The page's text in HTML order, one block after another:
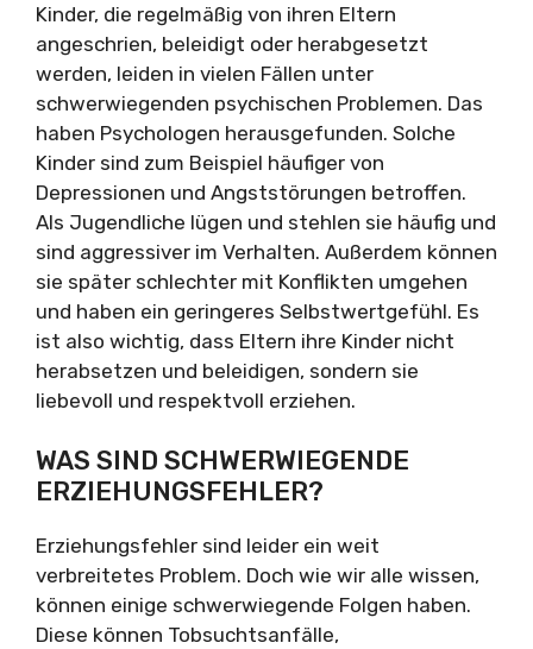
Kinder, die regelmäßig von ihren Eltern
angeschrien, beleidigt oder herabgesetzt
werden, leiden in vielen Fällen unter
schwerwiegenden psychischen Problemen. Das
haben Psychologen herausgefunden. Solche
Kinder sind zum Beispiel häufiger von
Depressionen und Angststörungen betroffen.
Als Jugendliche lügen und stehlen sie häufig und
sind aggressiver im Verhalten. Außerdem können
sie später schlechter mit Konflikten umgehen
und haben ein geringeres Selbstwertgefühl. Es
ist also wichtig, dass Eltern ihre Kinder nicht
herabsetzen und beleidigen, sondern sie
liebevoll und respektvoll erziehen.
WAS SIND SCHWERWIEGENDE
ERZIEHUNGSFEHLER?
Erziehungsfehler sind leider ein weit
verbreitetes Problem. Doch wie wir alle wissen,
können einige schwerwiegende Folgen haben.
Diese können Tobsuchtsanfälle,